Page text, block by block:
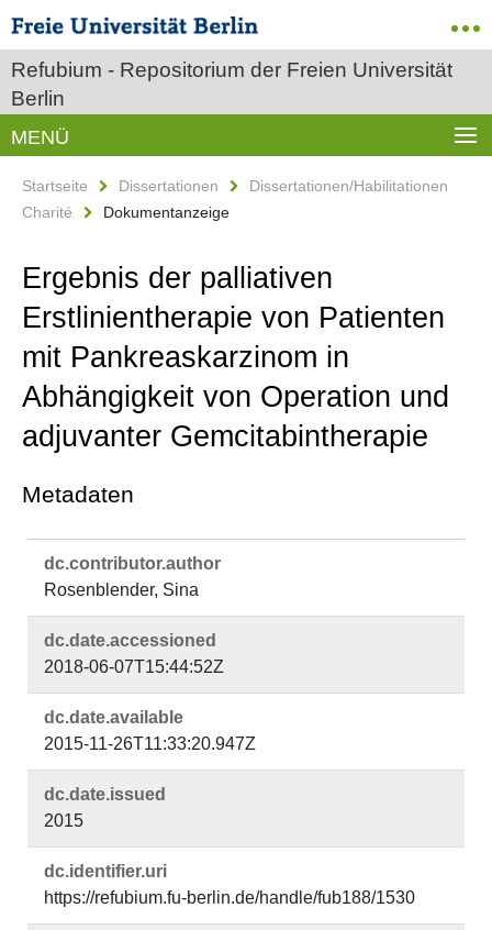
Refubium - Repositorium der Freien Universität
Berlin
MENÜ
Startseite Dissertationen
Dissertationen/Habilitationen
Charité
Dokumentanzeige
Ergebnis der palliativen
Erstlinientherapie von Patienten
mit Pankreaskarzinom in
Abhängigkeit von Operation und
adjuvanter Gemcitabintherapie
Metadaten
dc.​contributor.​author
Rosenblender, Sina
dc.​date.​accessioned
2018-06-07T15:44:52Z
dc.​date.​available
2015-11-26T11:33:20.947Z
dc.​date.​issued
2015
dc.​identifier.​uri
https://refubium.fu-berlin.de/handle/fub188/1530